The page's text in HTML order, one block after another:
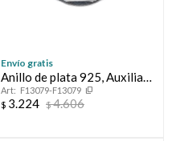
Envío gratis
Anillo de plata 925, Auxiliar
de Enfermería.
F13079-F13079
$ 3.224 $4.606